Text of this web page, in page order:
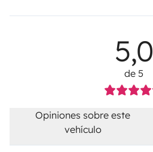
5,0
de 5
Opiniones sobre este
vehículo